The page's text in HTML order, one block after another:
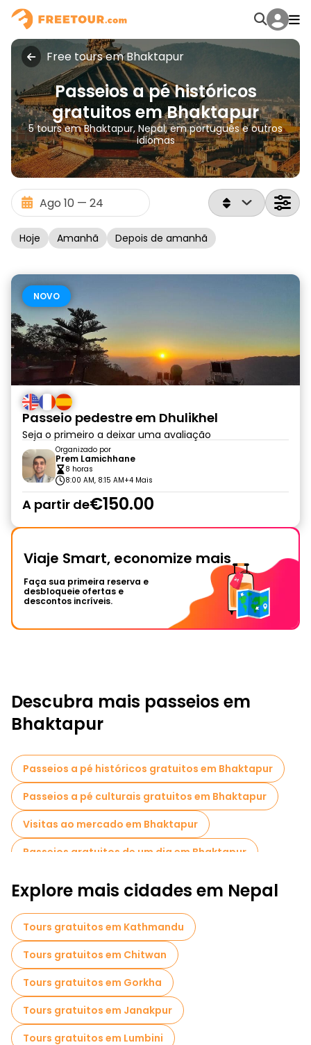
Free tours em Bhaktapur
Passeios a pé históricos
gratuitos em Bhaktapur
5 tours em Bhaktapur, Nepal, em português e outros
idiomas
Hoje Amanhã Depois de amanhã
NOVO
Passeio pedestre em Dhulikhel
Seja o primeiro a deixar uma avaliação
Organizado por
Prem Lamichhane
8 horas
8:00 AM, 8:15 AM+4 Mais
A partir de€150.00
Viaje Smart, economize mais
Faça sua primeira reserva e
desbloqueie ofertas e
descontos incríveis.
Descubra mais passeios em
Bhaktapur
Passeios a pé históricos gratuitos em Bhaktapur
Passeios a pé culturais gratuitos em Bhaktapur
Visitas ao mercado em Bhaktapur
Passeios gratuitos de um dia em Bhaktapur
Explore mais cidades em Nepal
Tours gratuitos em Kathmandu
Tours gratuitos em Chitwan
Tours gratuitos em Gorkha
Tours gratuitos em Janakpur
Tours gratuitos em Lumbini